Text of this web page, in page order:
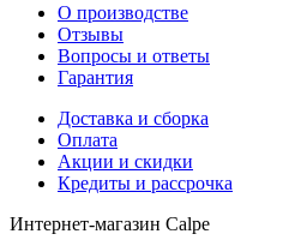
О производстве
Отзывы
Вопросы и ответы
Гарантия
Доставка и сборка
Оплата
Акции и скидки
Кредиты и рассрочка
Интернет-магазин Calpe